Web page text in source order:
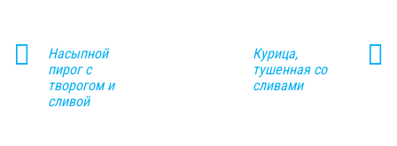
Насыпной
пирог с
творогом и
сливой
Курица,
тушенная со
сливами